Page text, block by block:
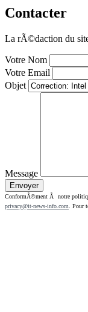
Contacter
La rÃ©daction du
Votre Nom
Votre Email
Objet
Message
ConformÃ©ment Ã notre
privacy@it-news-info.com . Pour